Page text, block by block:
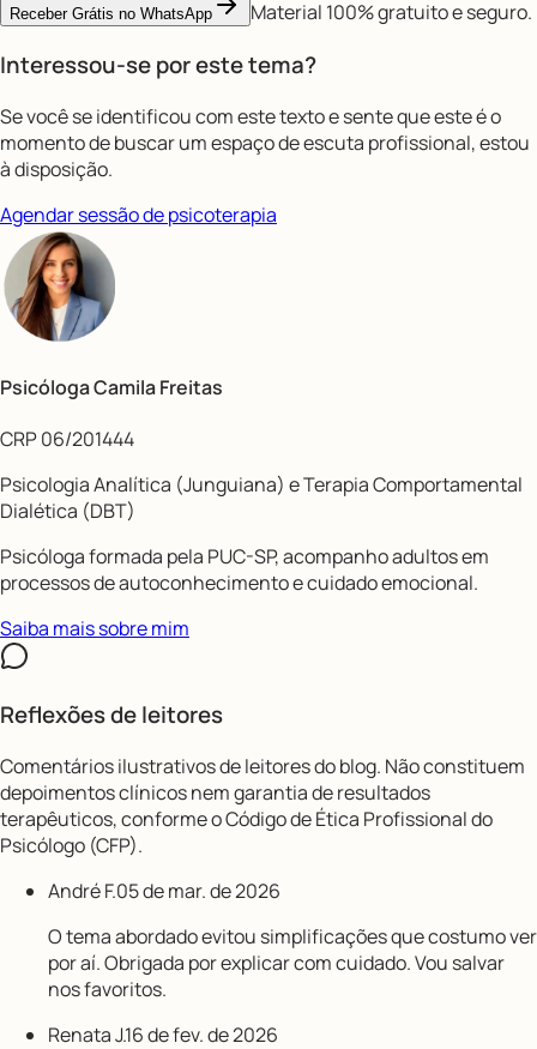
Receber Grátis no WhatsApp Material 100% gratuito e seguro.
Interessou-se por este tema?
Se você se identificou com este texto e sente que este é o
momento de buscar um espaço de escuta profissional, estou
à disposição.
Agendar sessão de psicoterapia
Psicóloga Camila Freitas
CRP 06/201444
Psicologia Analítica (Junguiana) e Terapia Comportamental
Dialética (DBT)
Psicóloga formada pela PUC-SP, acompanho adultos em
processos de autoconhecimento e cuidado emocional.
Saiba mais sobre mim
Reflexões de leitores
Comentários ilustrativos de leitores do blog. Não constituem
depoimentos clínicos nem garantia de resultados
terapêuticos, conforme o Código de Ética Profissional do
Psicólogo (CFP).
André F.05 de mar. de 2026
O tema abordado evitou simplificações que costumo ver
por aí. Obrigada por explicar com cuidado. Vou salvar
nos favoritos.
Renata J.16 de fev. de 2026